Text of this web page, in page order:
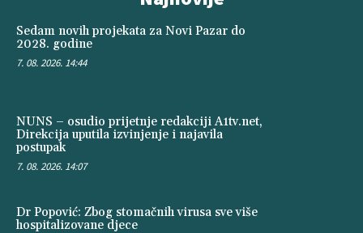
Sedam novih projekata za Novi Pazar do
2028. godine
7. 08. 2026. 14:44
NUNS – osudio prijetnje redakciji A1tv.net,
Direkcija uputila izvinjenje i najavila
postupak
7. 08. 2026. 14:07
Dr Popović: Zbog stomačnih virusa sve više
hospitalizovane djece